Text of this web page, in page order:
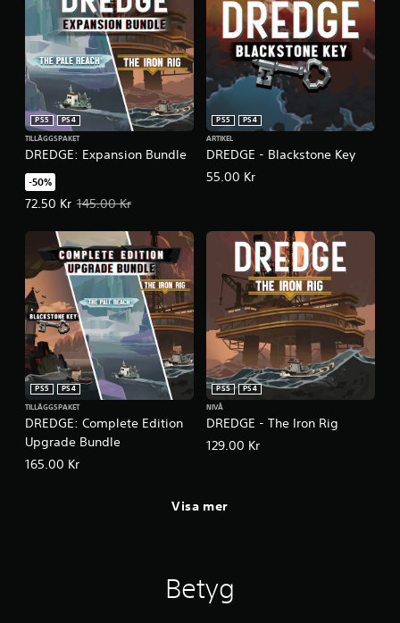
DREDGE: Expansion Bundle
PS5
PS4
TILLÄGGSPAKET
-50%
72.50 Kr
Erbjudande: 72.50 Kr Originalpris: 145.00 Kr.
145.00 Kr
DREDGE - Blackstone Key
PS5
PS4
ARTIKEL
55.00 Kr
DREDGE: Complete Edition
Upgrade Bundle
PS5
PS4
TILLÄGGSPAKET
165.00 Kr
DREDGE - The Iron Rig
PS5
PS4
NIVÅ
129.00 Kr
Visa mer
Betyg